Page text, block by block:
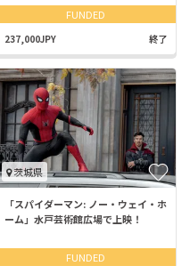
FUNDED
237,000JPY 終了
茨城県
「スパイダーマン: ノー・ウェイ・ホ
ーム」水戸芸術館広場で上映！
FUNDED